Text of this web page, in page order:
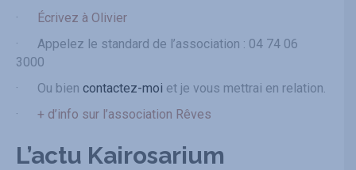
·
Écrivez à Olivier
· Appelez le standard de l’association : 04 74 06
3000
· Ou bien contactez-moi et je vous mettrai en relation.
· + d’info sur l’association Rêves
L’actu Kairosarium